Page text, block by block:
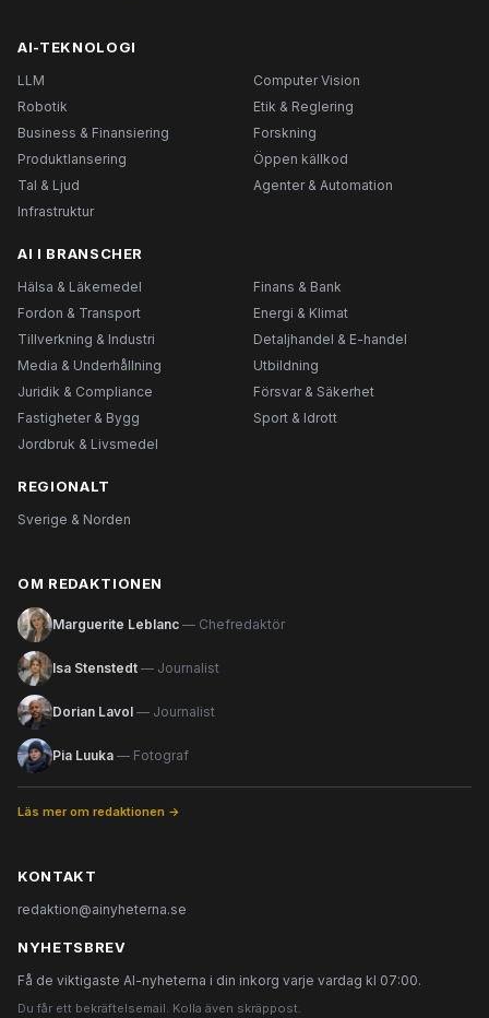
AI-TEKNOLOGI
LLM
Computer Vision
Robotik
Etik & Reglering
Business & Finansiering
Forskning
Produktlansering
Öppen källkod
Tal & Ljud
Agenter & Automation
Infrastruktur
AI I BRANSCHER
Hälsa & Läkemedel
Finans & Bank
Fordon & Transport
Energi & Klimat
Tillverkning & Industri
Detaljhandel & E-handel
Media & Underhållning
Utbildning
Juridik & Compliance
Försvar & Säkerhet
Fastigheter & Bygg
Sport & Idrott
Jordbruk & Livsmedel
REGIONALT
Sverige & Norden
OM REDAKTIONEN
Marguerite Leblanc — Chefredaktör
Isa Stenstedt — Journalist
Dorian Lavol — Journalist
Pia Luuka — Fotograf
Läs mer om redaktionen →
KONTAKT
redaktion@ainyheterna.se
NYHETSBREV
Få de viktigaste AI-nyheterna i din inkorg varje vardag kl 07:00.
Du får ett bekräftelsemail. Kolla även skräppost.